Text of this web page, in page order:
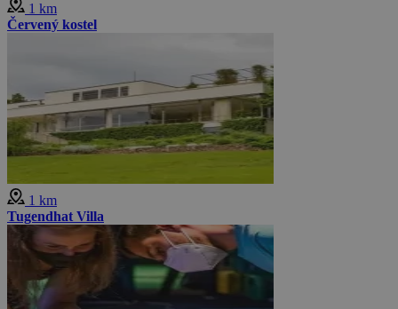
1 km
Červený kostel
1 km
Tugendhat Villa